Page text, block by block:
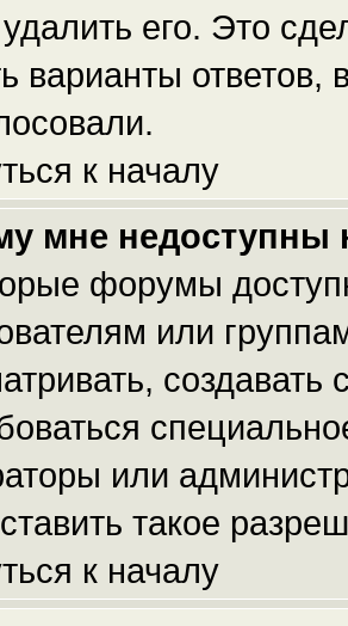
удалить его. Это
варианты ответов,
к началу
мне
форумы
или
или
такое
к началу